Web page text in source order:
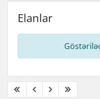
Elanlar